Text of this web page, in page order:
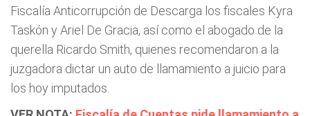
Fiscalía Anticorrupción de Descarga los fiscales Kyra
Taskón y Ariel De Gracia, así como el abogado de la
querella Ricardo Smith, quienes recomendaron a la
juzgadora dictar un auto de llamamiento a juicio para
los hoy imputados.